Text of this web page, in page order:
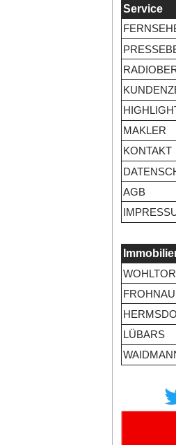
Service
MAKLER
KONTAKT
AGB
FROHNAU
LÜBARS